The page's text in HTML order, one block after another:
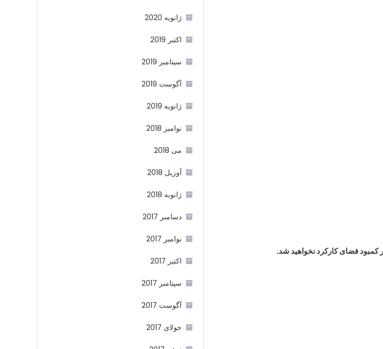
ژانویه 2020
اکتبر 2019
سپتامبر 2019
آگوست 2019
ژانویه 2019
نوامبر 2018
می 2018
آوریل 2018
ژانویه 2018
دسامبر 2017
نوامبر 2017
اکتبر 2017
سپتامبر 2017
آگوست 2017
جولای 2017